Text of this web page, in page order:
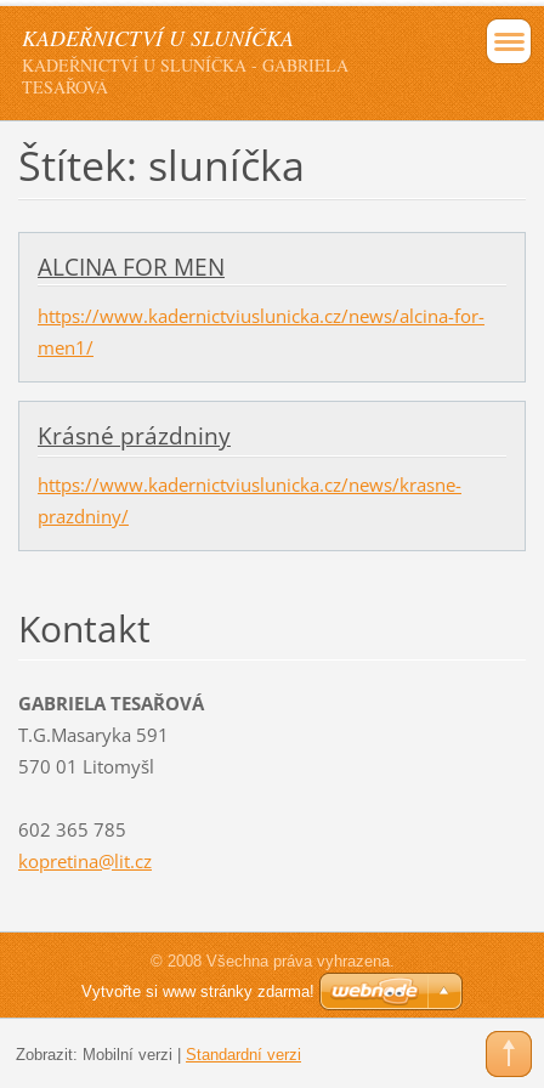
KADEŘNICTVÍ U SLUNÍČKA
KADEŘNICTVÍ U SLUNÍČKA - GABRIELA
TESAŘOVÁ
Štítek: sluníčka
ALCINA FOR MEN
https://www.kadernictviuslunicka.cz/news/alcina-for-
men1/
Krásné prázdniny
https://www.kadernictviuslunicka.cz/news/krasne-
prazdniny/
Kontakt
GABRIELA TESAŘOVÁ
T.G.Masaryka 591
570 01 Litomyšl
602 365 785
kopretina@lit.cz
© 2008 Všechna práva vyhrazena.
Vytvořte si www stránky zdarma!
Zobrazit: Mobilní verzi Standardní verzi